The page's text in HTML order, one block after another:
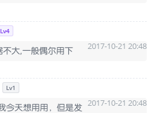
Lv4
2017-10-21 20:48
不大,一般偶尔用下
Lv1
2017-10-21 20:48
我今天想用用，但是发